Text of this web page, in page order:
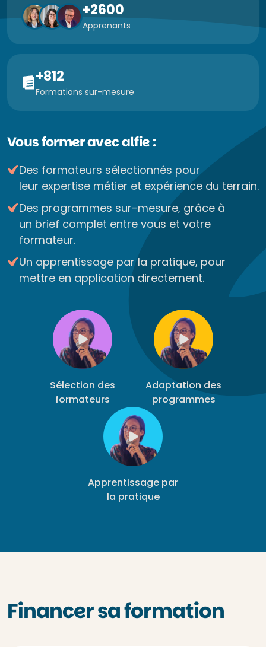
+2600
Apprenants
+812
Formations sur-mesure
Vous former avec alfie :
Des formateurs sélectionnés pour
leur expertise métier et expérience du terrain.
Des programmes sur-mesure, grâce à
un brief complet entre vous et votre
formateur.
Un apprentissage par la pratique, pour
mettre en application directement.
Sélection des
formateurs
Adaptation des
programmes
Apprentissage par
la pratique
Financer sa formation